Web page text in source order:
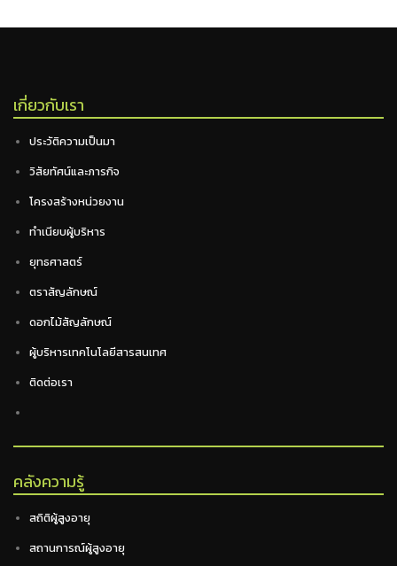
เกี่ยวกับเรา
ประวัติความเป็นมา
วิสัยทัศน์และภารกิจ
โครงสร้างหน่วยงาน
ทำเนียบผู้บริหาร
ยุทธศาสตร์
ตราสัญลักษณ์
ดอกไม้สัญลักษณ์
ผู้บริหารเทคโนโลยีสารสนเทศ
ติดต่อเรา
คลังความรู้
สถิติผู้สูงอายุ
สถานการณ์ผู้สูงอายุ